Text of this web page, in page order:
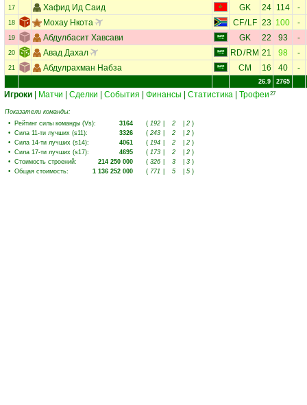
17 Хафид Ид Саид GK 24 114 -
18 Мохау Нкота CF/LF 23 100 -
19 Абдулбасит Хавсави GK 22 93 -
20 Авад Дахал RD/ RM 21 98 -
21 Абдулрахман Набза CM 16 40 -
26.9 2765
Игроки Матчи Сделки События Финансы Статистика Трофеи 27
Показатели команды:
• Рейтинг силы команды (Vs): 3164 ( 192 2 2 )
• Сила 11-ти лучших (s11): 3326 ( 243 2 2 )
• Сила 14-ти лучших (s14): 4061 ( 194 2 2 )
• Сила 17-ти лучших (s17): 4695 ( 173 2 2 )
• Стоимость строений: 214 250 000 ( 326 3 3 )
• Общая стоимость: 1 136 252 000 ( 771 5 5 )